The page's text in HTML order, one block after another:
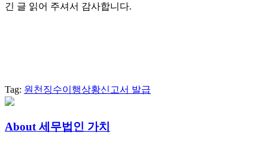
긴 글 읽어 주셔서 감사합니다.
Tag: 원천징수이행상황신고서 발급
About 세무법인 가치